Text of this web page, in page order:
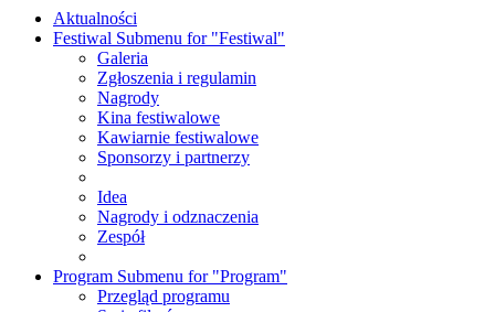
Aktualności
Festiwal Submenu for "Festiwal"
Galeria
Zgłoszenia i regulamin
Nagrody
Kina festiwalowe
Kawiarnie festiwalowe
Sponsorzy i partnerzy
Idea
Nagrody i odznaczenia
Zespół
Program Submenu for "Program"
Przegląd programu